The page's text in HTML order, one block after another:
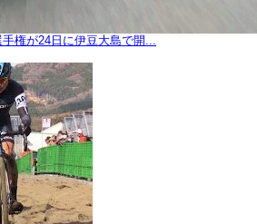
権が24日に伊豆大島で開...